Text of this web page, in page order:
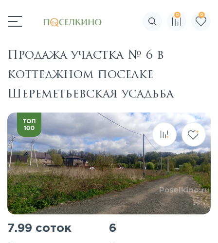
Поиск по сайту
0 0
Продажа участка № 6 в
коттеджном поселке
Шереметьевская усадьба
7.99 соток 6